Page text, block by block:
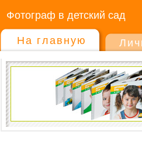
Фотограф в детский сад
На главную